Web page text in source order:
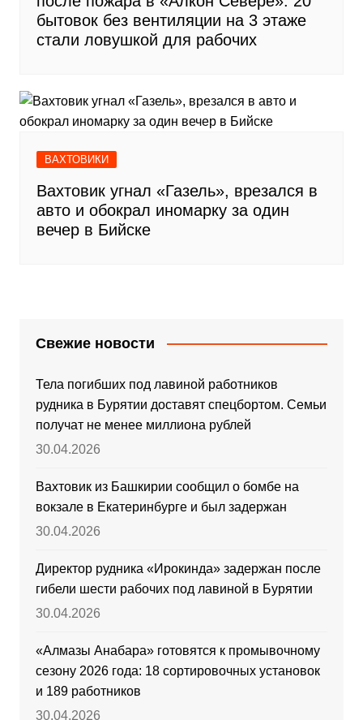
бытовок без вентиляции на 3 этаже
стали ловушкой для рабочих
ВАХТОВИКИ
Вахтовик угнал «Газель», врезался в
авто и обокрал иномарку за один
вечер в Бийске
Свежие новости
Тела погибших под лавиной работников
рудника в Бурятии доставят спецбортом. Семьи
получат не менее миллиона рублей
30.04.2026
Вахтовик из Башкирии сообщил о бомбе на
вокзале в Екатеринбурге и был задержан
30.04.2026
Директор рудника «Ирокинда» задержан после
гибели шести рабочих под лавиной в Бурятии
30.04.2026
«Алмазы Анабара» готовятся к промывочному
сезону 2026 года: 18 сортировочных установок
и 189 работников
30.04.2026